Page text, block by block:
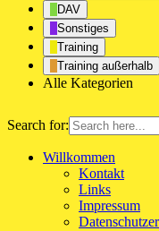
DAV
Sonstiges
Training
Training außerhalb
Alle Kategorien
Search for:
Willkommen
Kontakt
Links
Impressum